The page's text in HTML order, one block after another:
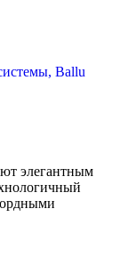
Ballu
элегантным